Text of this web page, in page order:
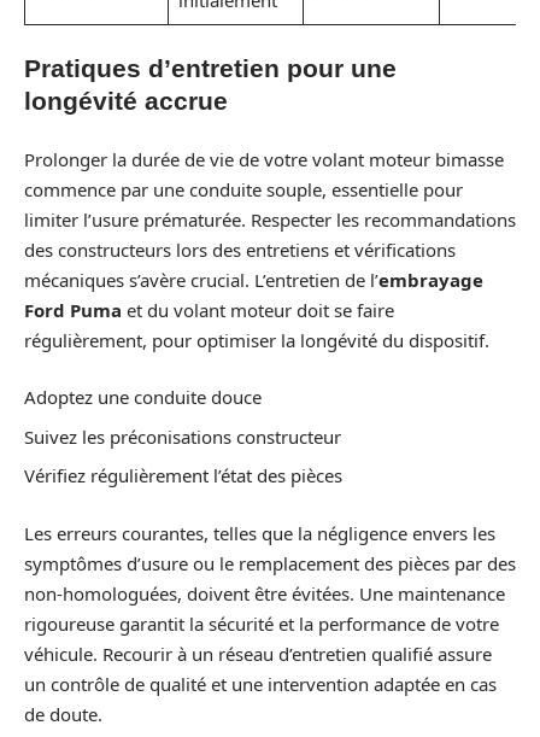
Pratiques d’entretien pour une
longévité accrue
Prolonger la durée de vie de votre volant moteur bimasse
commence par une conduite souple, essentielle pour
limiter l’usure prématurée. Respecter les recommandations
des constructeurs lors des entretiens et vérifications
mécaniques s’avère crucial. L’entretien de l’embrayage
Ford Puma et du volant moteur doit se faire
régulièrement, pour optimiser la longévité du dispositif.
Adoptez une conduite douce
Suivez les préconisations constructeur
Vérifiez régulièrement l’état des pièces
Les erreurs courantes, telles que la négligence envers les
symptômes d’usure ou le remplacement des pièces par des
non-homologuées, doivent être évitées. Une maintenance
rigoureuse garantit la sécurité et la performance de votre
véhicule. Recourir à un réseau d’entretien qualifié assure
un contrôle de qualité et une intervention adaptée en cas
de doute.